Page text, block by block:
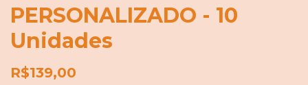
PERSONALIZADO - 10
Unidades
R$139,00